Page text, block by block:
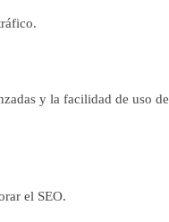
y la facilidad de uso de
el SEO.